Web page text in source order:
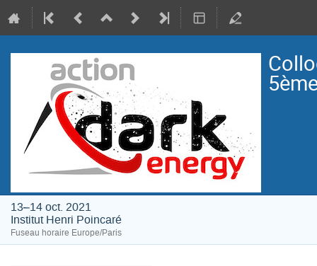
13–14 oct. 2021
Institut Henri Poincaré
Fuseau horaire Europe/Paris